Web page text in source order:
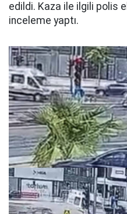
edildi. Kaza ile ilgili polis
inceleme yaptı.